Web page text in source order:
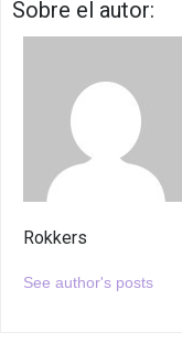
Sobre el autor:
Rokkers
See author's posts